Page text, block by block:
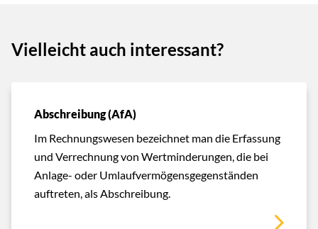
Vielleicht auch interessant?
Abschreibung (AfA)
Im Rechnungswesen bezeichnet man die Erfassung
und Verrechnung von Wertminderungen, die bei
Anlage- oder Umlaufvermögensgegenständen
auftreten, als Abschreibung.